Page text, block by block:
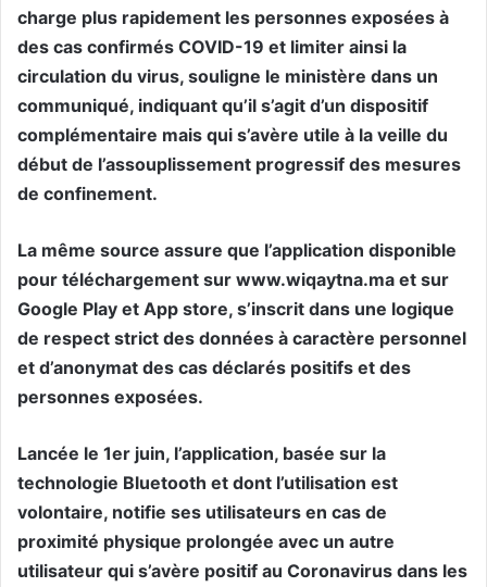
charge plus rapidement les personnes exposées à
des cas confirmés COVID-19 et limiter ainsi la
circulation du virus, souligne le ministère dans un
communiqué, indiquant qu’il s’agit d’un dispositif
complémentaire mais qui s’avère utile à la veille du
début de l’assouplissement progressif des mesures
de confinement.
La même source assure que l’application disponible
pour téléchargement sur www.wiqaytna.ma et sur
Google Play et App store, s’inscrit dans une logique
de respect strict des données à caractère personnel
et d’anonymat des cas déclarés positifs et des
personnes exposées.
Lancée le 1er juin, l’application, basée sur la
technologie Bluetooth et dont l’utilisation est
volontaire, notifie ses utilisateurs en cas de
proximité physique prolongée avec un autre
utilisateur qui s’avère positif au Coronavirus dans les